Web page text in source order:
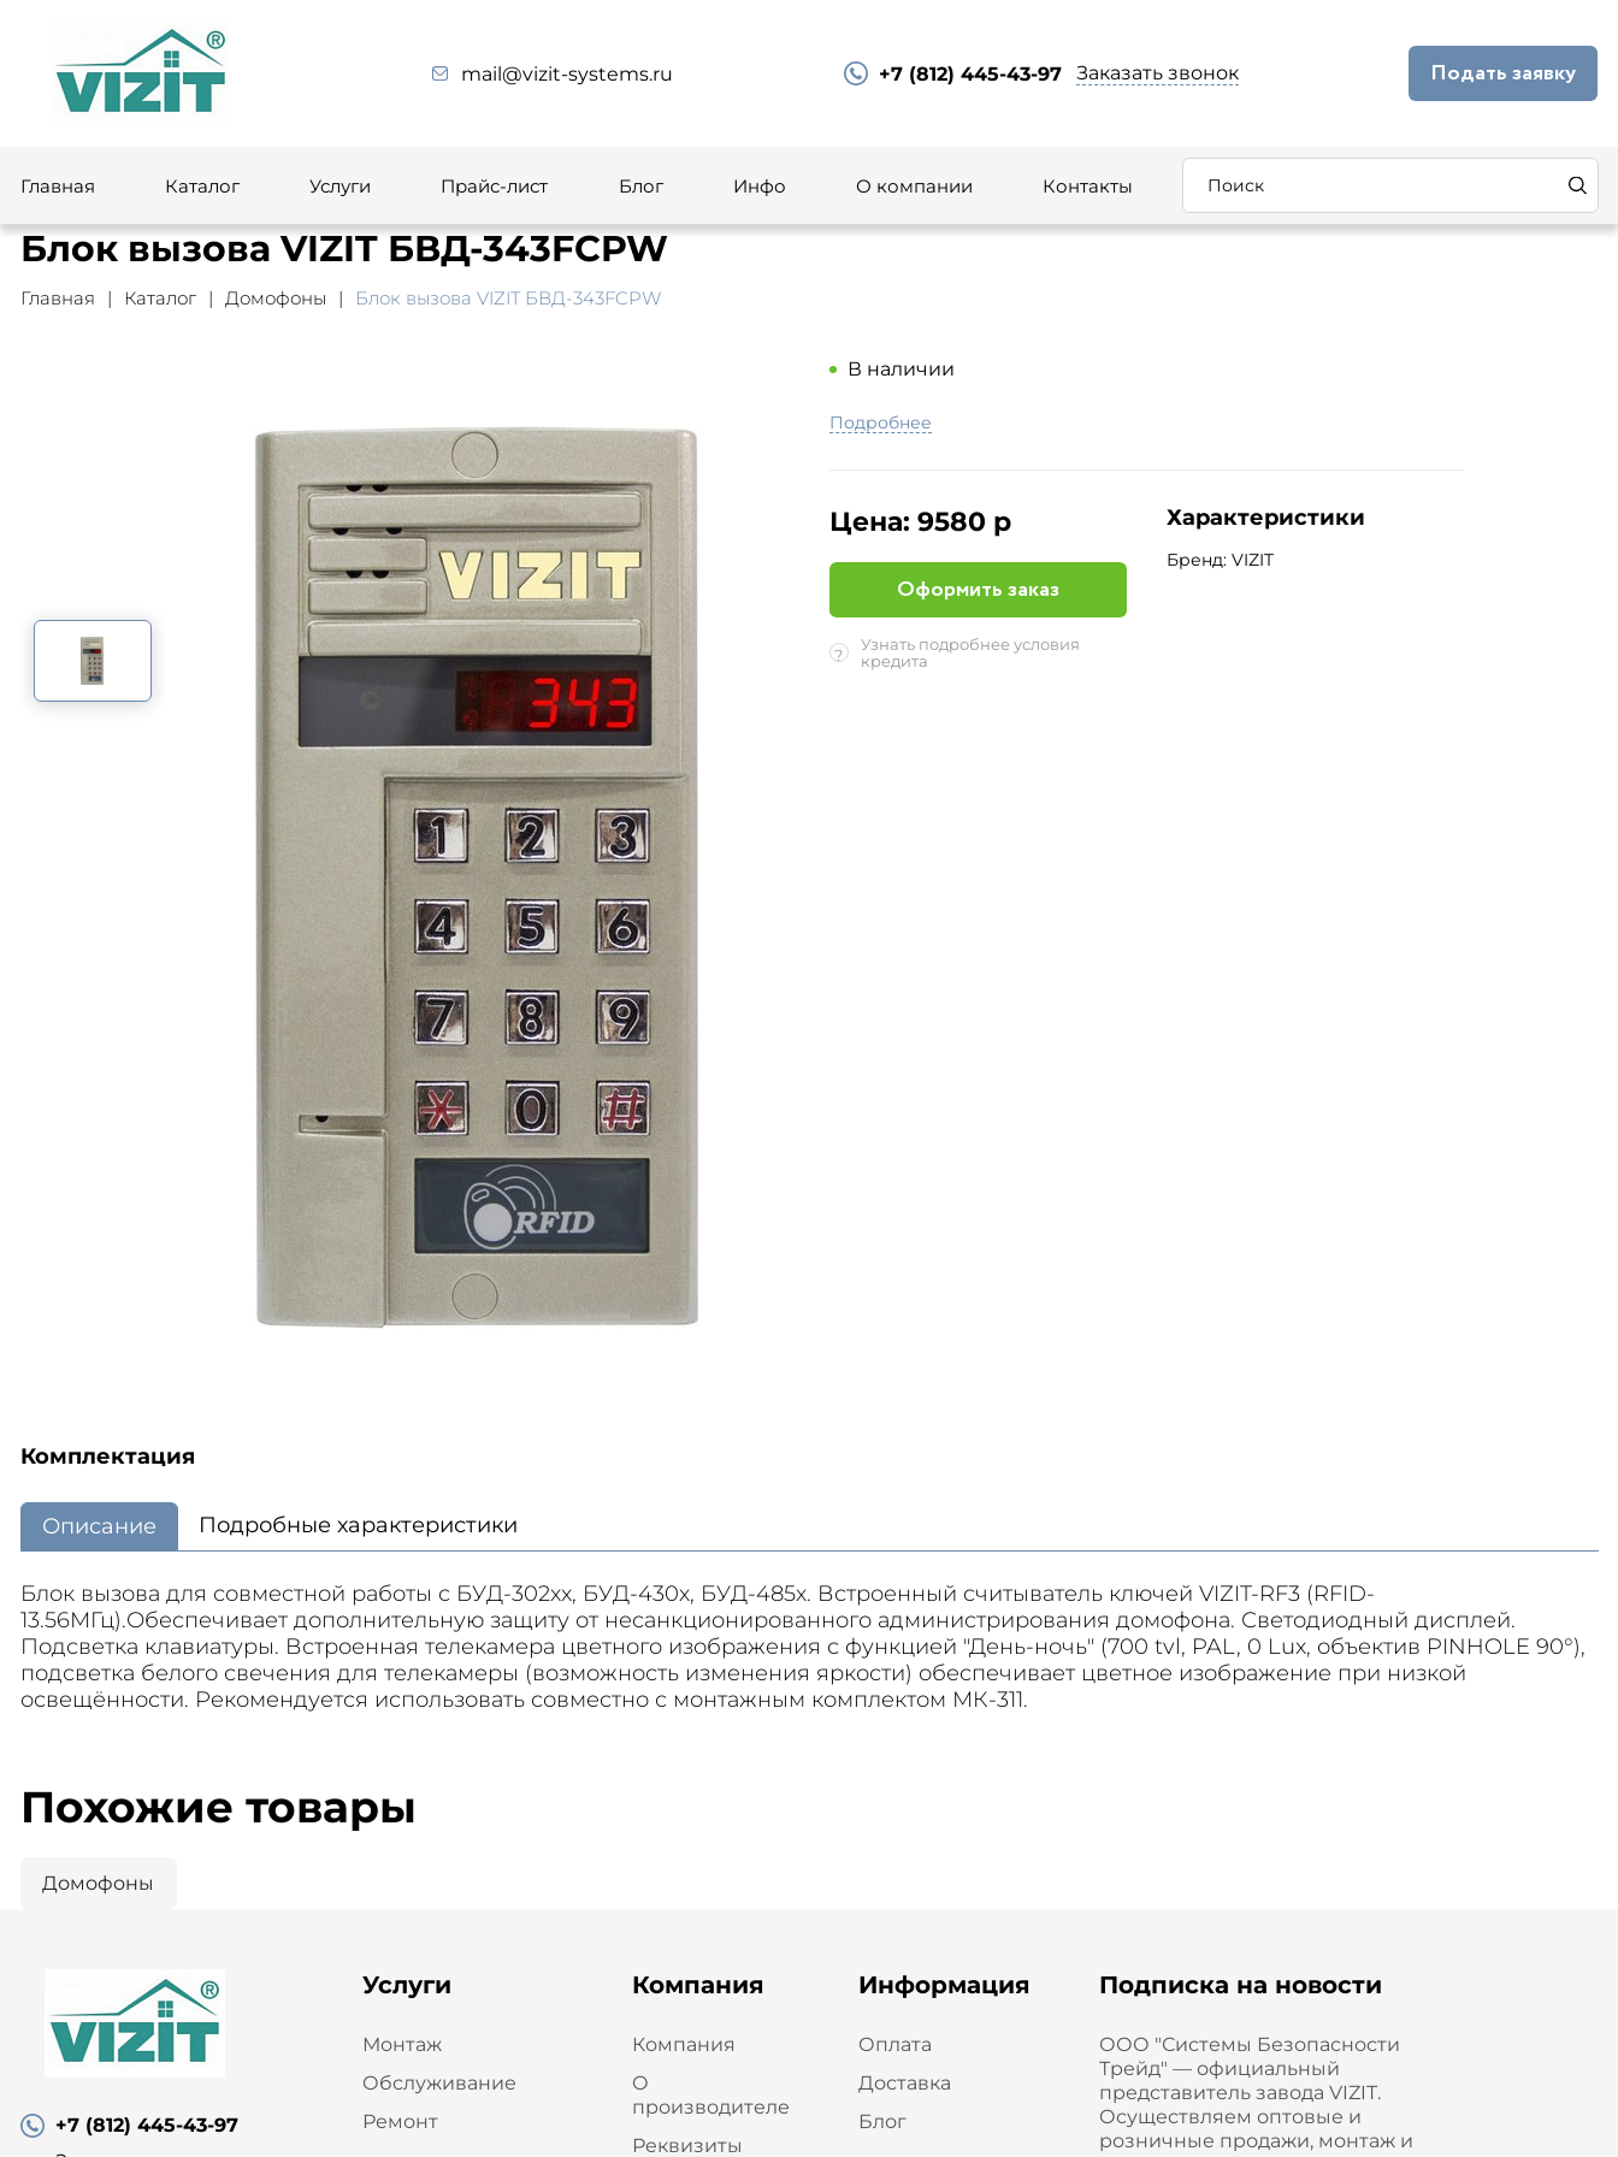
mail@vizit-systems.ru +7 (812) 445-43-97 Заказать звонок Подать заявку
Главная Каталог Услуги Прайс-лист Блог Инфо О компании Контакты
Блок вызова VIZIT БВД-343FCPW
Главная Каталог Домофоны Блок вызова VIZIT БВД-343FCPW
В наличии
Подробнее
Цена: 9580 р
Оформить заказ
?
Узнать подробнее условия
кредита
Характеристики
Бренд: VIZIT
Комплектация
Описание Подробные характеристики
Блок вызова для совместной работы с БУД-302xx, БУД-430х, БУД-485х. Встроенный считыватель ключей VIZIT-RF3 (RFID-
13.56МГц).Обеспечивает дополнительную защиту от несанкционированного администрирования домофона. Светодиодный дисплей.
Подсветка клавиатуры. Встроенная телекамера цветного изображения с функцией "День-ночь" (700 tvl, PAL, 0 Lux, объектив PINHOLE 90°),
подсветка белого свечения для телекамеры (возможность изменения яркости) обеспечивает цветное изображение при низкой
освещённости. Рекомендуется использовать совместно с монтажным комплектом МК-311.
Похожие товары
Домофоны
+7 (812) 445-43-97
Услуги
Монтаж
Обслуживание
Ремонт
Компания
Компания
О
производителе
Реквизиты
Информация
Оплата
Доставка
Блог
Подписка на новости
ООО "Системы Безопасности
Трейд" — официальный
представитель завода VIZIT.
Осуществляем оптовые и
розничные продажи, монтаж и